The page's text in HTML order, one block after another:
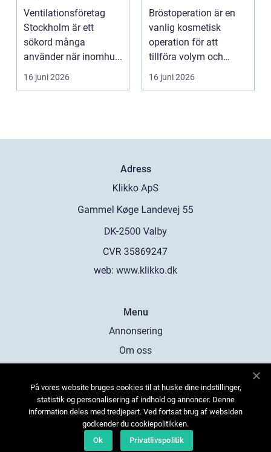
partner för frisk
luft inomhus
Ventilationsföretag
Stockholm är ett
sökord många
använder när inomhu...
16 juni 2026
Bröstoperation är en
vanlig kosmetisk
operation för att
tillföra volym och
skapa...
16 juni 2026
Adress
web: www.klikko.dk
Menu
Annonsering
Om oss
Kontakta oss
Sitemap
På vores website bruges cookies til at huske dine indstillinger,
statistik og personalisering af indhold og annoncer. Denne
information deles med tredjepart. Ved fortsat brug af websiden
godkender du cookiepolitikken.
Ok
Privatlivspolitik